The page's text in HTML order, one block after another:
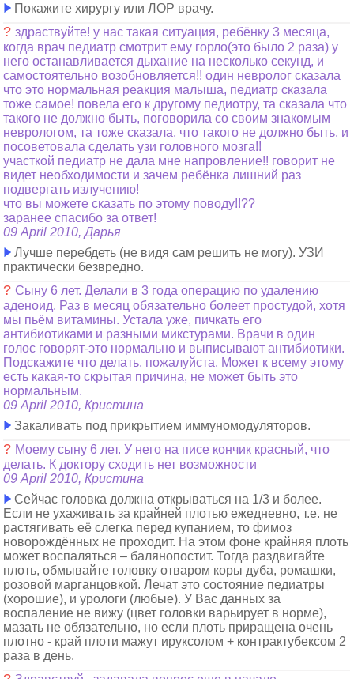
Покажите хирургу или ЛОР врачу.
?здраствуйте! у нас такая ситуация, ребёнку 3 месяца,
когда врач педиатр смотрит ему горло(это было 2 раза) у
него останавливается дыхание на несколько секунд, и
самостоятельно возобновляется!! один невролог сказала
что это нормальная реакция малыша, педиатр сказала
тоже самое! повела его к другому педиотру, та сказала что
такого не должно быть, поговорила со своим знакомым
неврологом, та тоже сказала, что такого не должно быть, и
посоветовала сделать узи головного мозга!!
участкой педиатр не дала мне напровление!! говорит не
видет необходимости и зачем ребёнка лишний раз
подвергать излучению!
что вы можете сказать по этому поводу!!??
заранее спасибо за ответ!
09 April 2010, Дарья
Лучше перебдеть (не видя сам решить не могу). УЗИ
практически безвредно.
?Сыну 6 лет. Делали в 3 года операцию по удалению
аденоид. Раз в месяц обязательно болеет простудой, хотя
мы пьём витамины. Устала уже, пичкать его
антибиотиками и разными микстурами. Врачи в один
голос говорят-это нормально и выписывают антибиотики.
Подскажите что делать, пожалуйста. Может к всему этому
есть какая-то скрытая причина, не может быть это
нормальным.
09 April 2010, Кристина
Закаливать под прикрытием иммуномодуляторов.
? Моему сыну 6 лет. У него на писе кончик красный, что
делать. К доктору сходить нет возможности
09 April 2010, Кристина
Сейчас головка должна открываться на 1/3 и более.
Если не ухаживать за крайней плотью ежедневно, т.е. не
растягивать её слегка перед купанием, то фимоз
новорождённых не проходит. На этом фоне крайняя плоть
может воспаляться – балянопостит. Тогда раздвигайте
плоть, обмывайте головку отваром коры дуба, ромашки,
розовой марганцовкой. Лечат это состояние педиатры
(хорошие), и урологи (любые). У Вас данных за
воспаление не вижу (цвет головки варьирует в норме),
мазать не обязательно, но если плоть приращена очень
плотно - край плоти мажут ируксолом + контрактубексом 2
раза в день.